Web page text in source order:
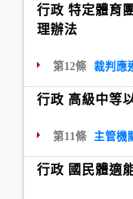
行政 特定體育
理辦法
第12條 裁判應
行政 高級中等
第11條 主管機
行政 國民體適